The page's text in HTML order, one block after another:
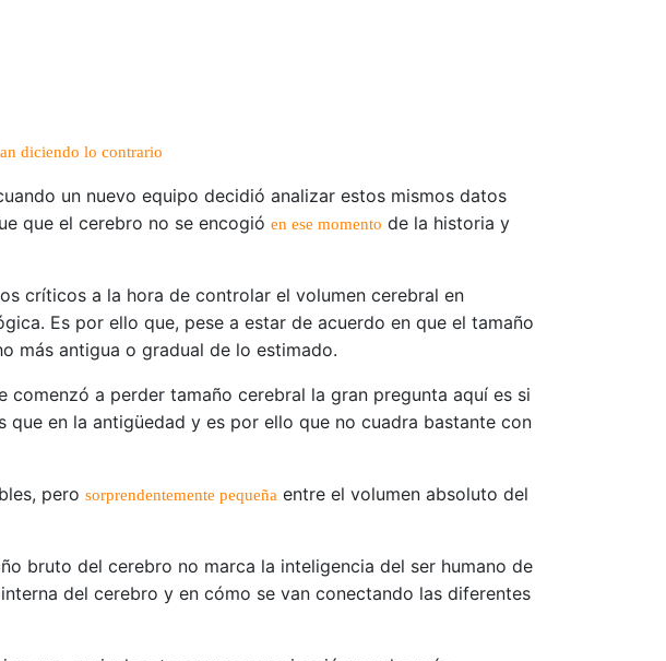
diciendo lo contrario
un nuevo equipo decidió analizar estos mismos datos
que el cerebro no se encogió en ese momento de la historia y
críticos a la hora de controlar el volumen cerebral en
Es por ello que, pese a estar de acuerdo en que el tamaño
más antigua o gradual de lo estimado.
a perder tamaño cerebral la gran pregunta aquí es si
en la antigüedad y es por ello que no cuadra bastante con
pero sorprendentemente pequeña entre el volumen absoluto del
bruto del cerebro no marca la inteligencia del ser humano de
del cerebro y en cómo se van conectando las diferentes